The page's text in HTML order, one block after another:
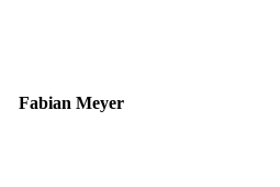
Fabian Meyer